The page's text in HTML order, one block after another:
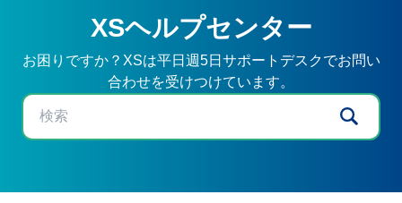
XSヘルプセンター
お困りですか？XSは平日週5日サポートデスクでお問い
合わせを受けつけています。